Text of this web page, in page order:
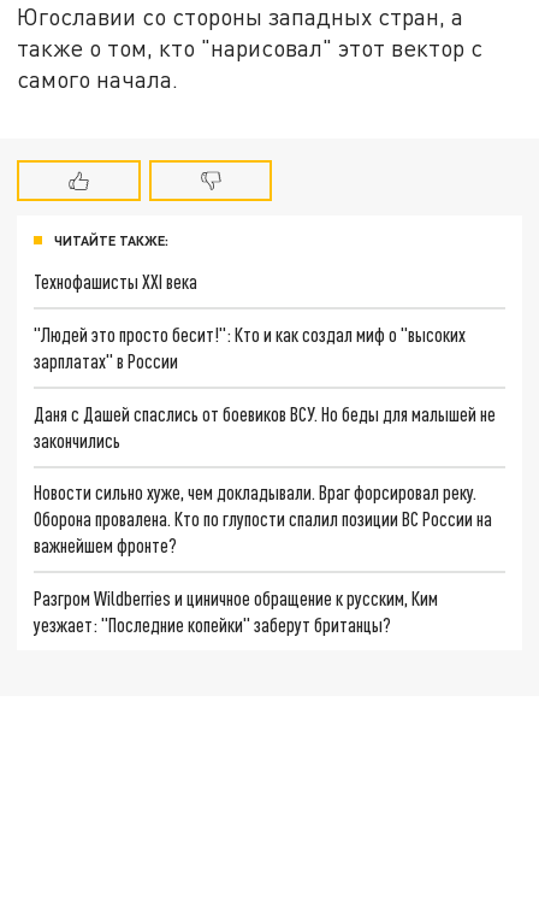
Югославии со стороны западных стран, а
также о том, кто "нарисовал" этот вектор с
самого начала.
ЧИТАЙТЕ ТАКЖЕ:
Технофашисты XXI века
"Людей это просто бесит!": Кто и как создал миф о "высоких
зарплатах" в России
Даня с Дашей спаслись от боевиков ВСУ. Но беды для малышей не
закончились
Новости сильно хуже, чем докладывали. Враг форсировал реку.
Оборона провалена. Кто по глупости спалил позиции ВС России на
важнейшем фронте?
Разгром Wildberries и циничное обращение к русским, Ким
уезжает: "Последние копейки" заберут британцы?